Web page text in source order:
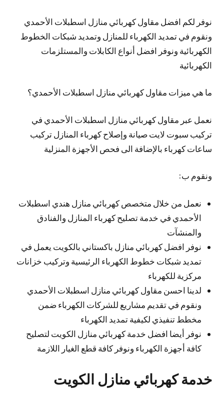
نوفر لكم افضل مقاول كهربائي منازل اسطبلات الأحمدي
ونقوم في تمديد الكهرباء للمنازل وتمديد شبكات الخطوط
الكهربائية ونوفر افضل أنواع الكابلات والمستلزمات
الكهربائية
ما هي ميزات مقاول كهربائي منازل اسطبلات الأحمدي؟
نعمل عبر مقاول كهربائي منازل اسطبلات الأحمدي في
تركيب سبوت لايت صيانة وإصلاح كهرباء المنازل تركيب
ساعات كهرباء بالإضافة الى فحص الأجهزة المنزلية
ونقوم ب:
نعمل من خلال متخصص كهربائي منازل هندي اسطبلات
الأحمدي في خدمة تصليح كهرباء المنازل والفنادق
والمنشآت
نوفر افضل كهربائي منازل باكستاني بالكويت يعمل في
تمديد شبكات خطوط الكهرباء الرئيسية وتركيب خزانات
مركزية للكهرباء
لدينا احسن مقاول كهربائي منازل اسطبلات الأحمدي
ونقوم في تقديم مشاريع للشركات الكهرباء ضمن
مخطط تنفيذي لكيفية تمديد الكهرباء
نوفر أيضا افضل خدمة كهربائي منازل الكويت لتصليح
كافة أجهزة الكهرباء ونوفر كافة قطع الغيار اللازمة
خدمة كهربائي منازل الكويت